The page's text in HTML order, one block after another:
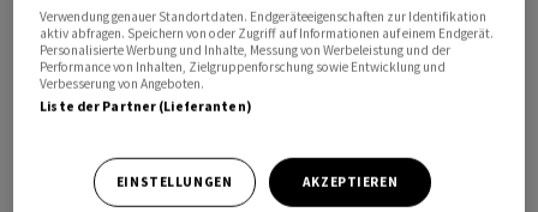
Andere westliche Panzer hat die Ukraine in der
Vergangenheit hingegen bereits erhalten, auch wenn es
sich dabei eher um Truppentransporter wie das US-
Modell M113 - ein kleineres Kettenfahrzeug - handelte.
Flugabwehrpanzer vom Typ Gepard zur Verfügung
gestellt. Einen vollwertigen westlichen Kampfpanzer
Verwendung genauer Standortdaten. Endgeräteeigenschaften zur Identifikation
aktiv abfragen. Speichern von oder Zugriff auf Informationen auf einem Endgerät.
Personalisierte Werbung und Inhalte, Messung von Werbeleistung und der
Performance von Inhalten, Zielgruppenforschung sowie Entwicklung und
Verbesserung von Angeboten.
Liste der Partner (Lieferanten)
EINSTELLUNGEN AKZEPTIEREN